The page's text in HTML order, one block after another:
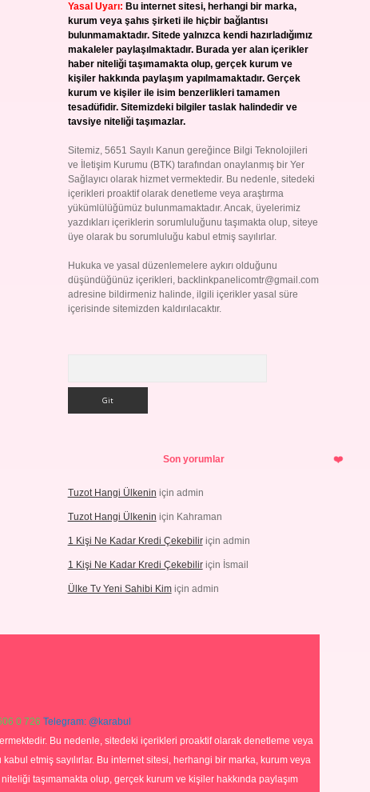
Yasal Uyarı: Bu internet sitesi, herhangi bir marka,
kurum veya şahıs şirketi ile hiçbir bağlantısı
bulunmamaktadır. Sitede yalnızca kendi hazırladığımız
makaleler paylaşılmaktadır. Burada yer alan içerikler
haber niteliği taşımamakta olup, gerçek kurum ve
kişiler hakkında paylaşım yapılmamaktadır. Gerçek
kurum ve kişiler ile isim benzerlikleri tamamen
tesadüfidir. Sitemizdeki bilgiler taslak halindedir ve
tavsiye niteliği taşımazlar.
Sitemiz, 5651 Sayılı Kanun gereğince Bilgi Teknolojileri
ve İletişim Kurumu (BTK) tarafından onaylanmış bir Yer
Sağlayıcı olarak hizmet vermektedir. Bu nedenle, sitedeki
içerikleri proaktif olarak denetleme veya araştırma
yükümlülüğümüz bulunmamaktadır. Ancak, üyelerimiz
yazdıkları içeriklerin sorumluluğunu taşımakta olup, siteye
üye olarak bu sorumluluğu kabul etmiş sayılırlar.
Hukuka ve yasal düzenlemelere aykırı olduğunu
düşündüğünüz içerikleri, backlinkpanelicomtr@gmail.com
adresine bildirmeniz halinde, ilgili içerikler yasal süre
içerisinde sitemizden kaldırılacaktır.
Son yorumlar
Tuzot Hangi Ülkenin için admin
Tuzot Hangi Ülkenin için Kahraman
1 Kişi Ne Kadar Kredi Çekebiliriçin admin
1 Kişi Ne Kadar Kredi Çekebiliriçin İsmail
Ülke Tv Yeni Sahibi Kimiçin admin
0 726 Telegram: @karabul
Bu nedenle, sitedeki içerikleri proaktif olarak denetleme veya
etmiş sayılırlar. Bu internet sitesi, herhangi bir marka, kurum veya
taşımamakta olup, gerçek kurum ve kişiler hakkında paylaşım